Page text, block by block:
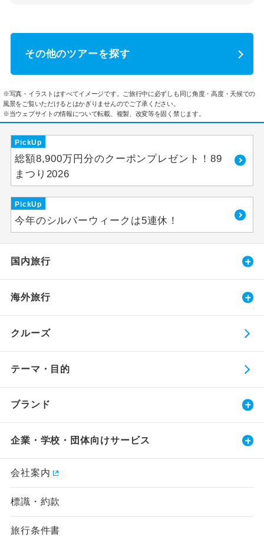
その他のツアーを探す
※写真・イラストはすべてイメージです。ご旅行中に必ずしも同じ角度・高度・天候での
風景をご覧いただけるとはかぎりませんのでご了承ください。
※当ウェブサイトの情報について転載、複製、改変等を固く禁じます。
PickUp
総額8,900万円分のクーポンプレゼント！89
まつり2026
PickUp
今年のシルバーウィークは5連休！
国内旅行
海外旅行
クルーズ
テーマ・目的
ブランド
企業・学校・団体向けサービス
会社案内
標識・約款
旅行条件書